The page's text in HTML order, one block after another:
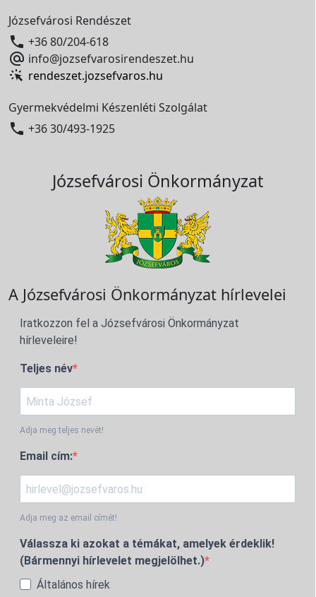
Józsefvárosi Rendészet
 +36 80/204-618
 info@jozsefvarosirendeszet.hu
rendeszet.jozsefvaros.hu
Gyermekvédelmi Készenléti Szolgálat
 +36 30/493-1925
Józsefvárosi Önkormányzat
A Józsefvárosi Önkormányzat hírlevelei
Iratkozzon fel a Józsefvárosi Önkormányzat
hírleveleire!
Teljes név
Adja meg teljes nevét!
Email cím:
Adja meg az email címét!
Válassza ki azokat a témákat, amelyek érdeklik!
(Bármennyi hírlevelet megjelölhet.)
Általános hírek